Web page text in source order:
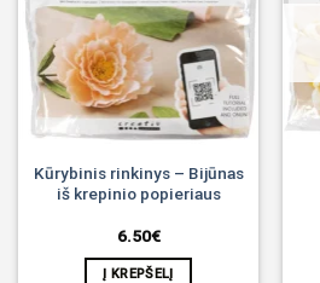
Noriu!
Kūrybinis rinkinys – Bijūnas
iš krepinio popieriaus
6.50€
Į KREPŠELĮ